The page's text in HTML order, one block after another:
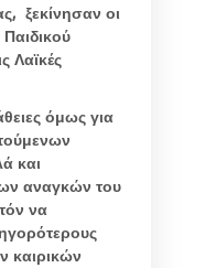
ξεκίνησαν οι
Λαϊκές
όμως για
και
αναγκών του
να
καιρικών